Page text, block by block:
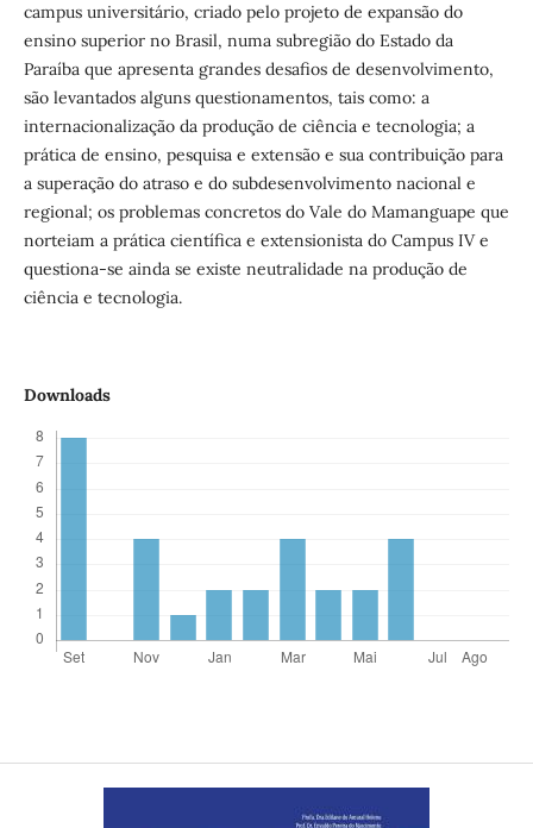
campus universitário, criado pelo projeto de expansão do
ensino superior no Brasil, numa subregião do Estado da
Paraíba que apresenta grandes desafios de desenvolvimento,
são levantados alguns questionamentos, tais como: a
internacionalização da produção de ciência e tecnologia; a
prática de ensino, pesquisa e extensão e sua contribuição para
a superação do atraso e do subdesenvolvimento nacional e
regional; os problemas concretos do Vale do Mamanguape que
norteiam a prática científica e extensionista do Campus IV e
questiona-se ainda se existe neutralidade na produção de
ciência e tecnologia.
Downloads